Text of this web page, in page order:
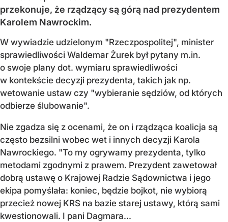
przekonuje, że rządzący są górą nad prezydentem
Karolem Nawrockim.
W wywiadzie udzielonym "Rzeczpospolitej", minister
sprawiedliwości Waldemar Żurek był pytany m.in.
o swoje plany dot. wymiaru sprawiedliwości
w kontekście decyzji prezydenta, takich jak np.
wetowanie ustaw czy "wybieranie sędziów, od których
odbierze ślubowanie".
Nie zgadza się z ocenami, że on i rządząca koalicja są
często bezsilni wobec wet i innych decyzji Karola
Nawrockiego. "To my ogrywamy prezydenta, tylko
metodami zgodnymi z prawem. Prezydent zawetował
dobrą ustawę o Krajowej Radzie Sądownictwa i jego
ekipa pomyślała: koniec, będzie bojkot, nie wybiorą
przecież nowej KRS na bazie starej ustawy, którą sami
kwestionowali. I pani Dagmara...